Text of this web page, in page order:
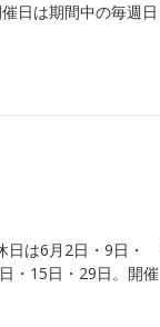
日は期間中の毎週日
は6月2日・9日・
・15日・29日。開催